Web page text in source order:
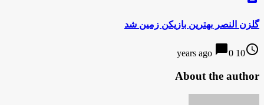
گلزن النصر بهترین بازیکن زمین شد
access_time
10 years ago
chat_bubble0
About the author